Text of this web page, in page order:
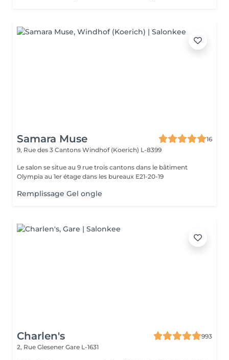
Samara Muse
16
9, Rue des 3 Cantons Windhof (Koerich) L-8399
Le salon se situe au 9 rue trois cantons dans le bâtiment
Olympia au 1er étage dans les bureaux E21-20-19
Remplissage Gel ongle
Charlen's
993
2, Rue Glesener Gare L-1631